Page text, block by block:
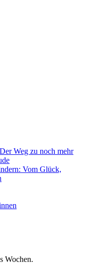
Weg zu noch mehr
Vom Glück,
Wochen.